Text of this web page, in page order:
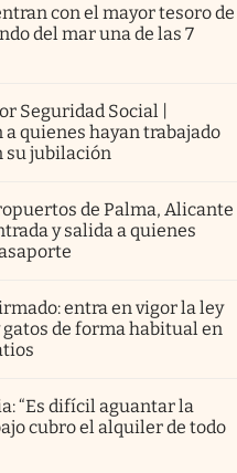
con el mayor tesoro de
del mar una de las 7
Seguridad Social |
quienes hayan trabajado
su jubilación
de Palma, Alicante
y salida a quienes
entra en vigor la ley
de forma habitual en
“Es difícil aguantar la
cubro el alquiler de todo